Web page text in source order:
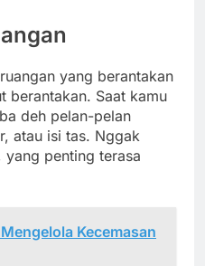
yang berantakan
berantakan. Saat kamu
deh pelan-pelan
atau isi tas. Nggak
penting terasa
Kecemasan